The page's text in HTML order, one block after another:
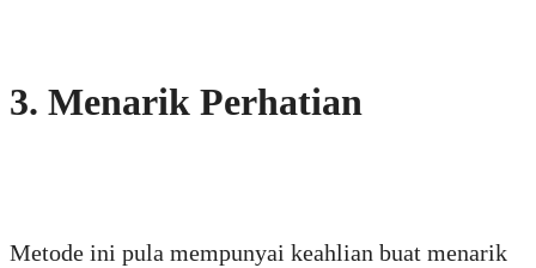
3. Menarik Perhatian
Metode ini pula mempunyai keahlian buat menarik